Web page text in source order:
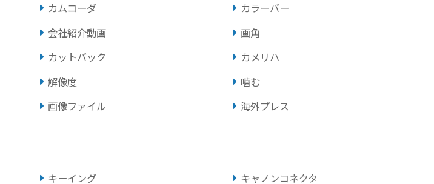
カムコーダ
カラーバー
会社紹介動画
画角
カットバック
カメリハ
解像度
噛む
画像ファイル 海外プレス
キーイング
キャノンコネクタ